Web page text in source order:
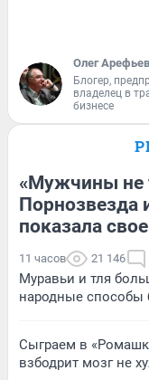
Олег Арефьев
Блогер,
владелец в
бизнесе
«Мужчины не
Порнозвезда
показала
11 часов 21 146
Муравьи и тля
народные способы
Сыграем в
взбодрит мозг не